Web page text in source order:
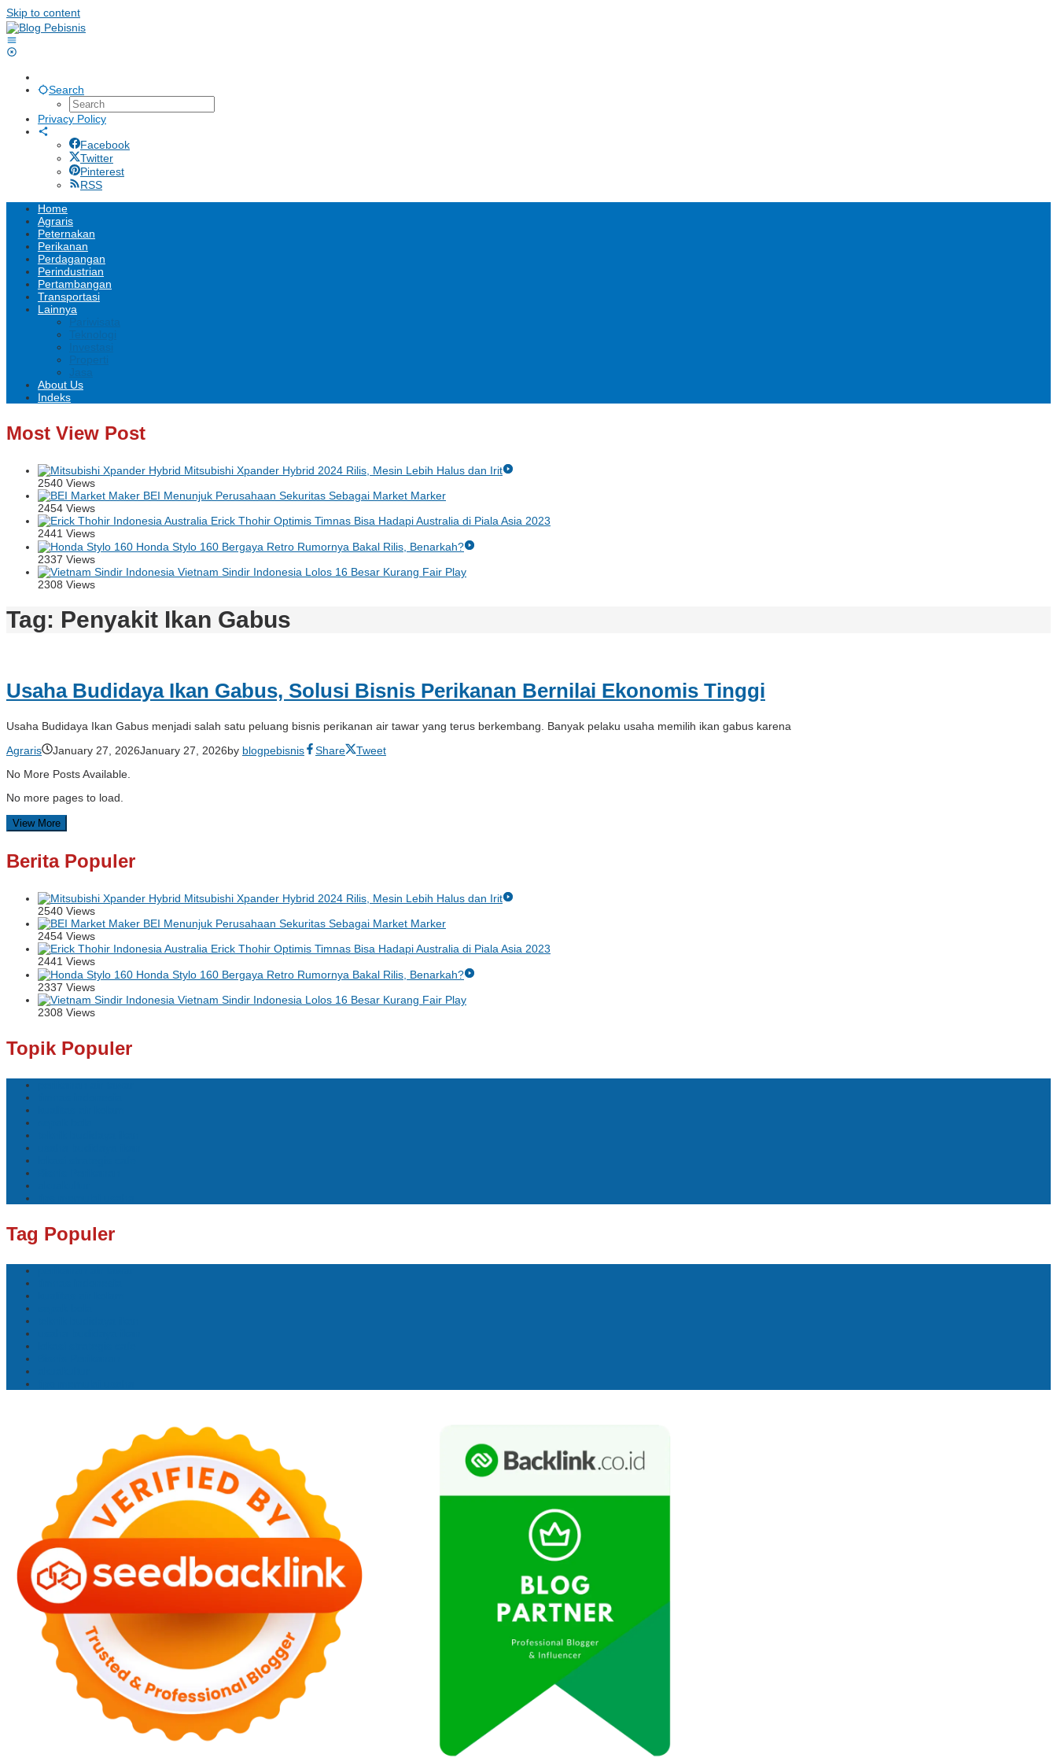
Skip to content
Search
Privacy Policy
Facebook
Twitter
Pinterest
RSS
Home
Agraris
Peternakan
Perikanan
Perdagangan
Perindustrian
Pertambangan
Transportasi
Lainnya
Pariwisata
Teknologi
Investasi
Properti
Jasa
About Us
Indeks
Most View Post
Mitsubishi Xpander Hybrid 2024 Rilis, Mesin Lebih Halus dan Irit
2540 Views
BEI Menunjuk Perusahaan Sekuritas Sebagai Market Marker
2454 Views
Erick Thohir Optimis Timnas Bisa Hadapi Australia di Piala Asia 2023
2441 Views
Honda Stylo 160 Bergaya Retro Rumornya Bakal Rilis, Benarkah?
2337 Views
Vietnam Sindir Indonesia Lolos 16 Besar Kurang Fair Play
2308 Views
Tag: Penyakit Ikan Gabus
Usaha Budidaya Ikan Gabus, Solusi Bisnis Perikanan Bernilai Ekonomis Tinggi
Usaha Budidaya Ikan Gabus menjadi salah satu peluang bisnis perikanan air tawar yang terus berkembang. Banyak pelaku usaha memilih ikan gabus karena
Agraris
January 27, 2026January 27, 2026by blogpebisnis Share
Tweet
No More Posts Available.
No more pages to load.
View More
Berita Populer
Mitsubishi Xpander Hybrid 2024 Rilis, Mesin Lebih Halus dan Irit
2540 Views
BEI Menunjuk Perusahaan Sekuritas Sebagai Market Marker
2454 Views
Erick Thohir Optimis Timnas Bisa Hadapi Australia di Piala Asia 2023
2441 Views
Honda Stylo 160 Bergaya Retro Rumornya Bakal Rilis, Benarkah?
2337 Views
Vietnam Sindir Indonesia Lolos 16 Besar Kurang Fair Play
2308 Views
Topik Populer
Tag Populer